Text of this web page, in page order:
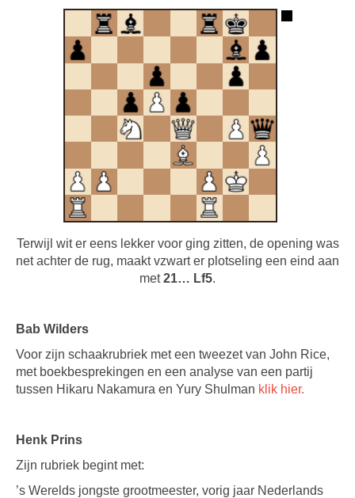
Terwijl wit er eens lekker voor ging zitten, de opening was
net achter de rug, maakt vzwart er plotseling een eind aan
met21… Lf5.
Bab Wilders
Voor zijn schaakrubriek met een tweezet van John Rice,
met boekbesprekingen en een analyse van een partij
tussen Hikaru Nakamura en Yury Shulman klik hier.
Henk Prins
Zijn rubriek begint met:
’s Werelds jongste grootmeester, vorig jaar Nederlands